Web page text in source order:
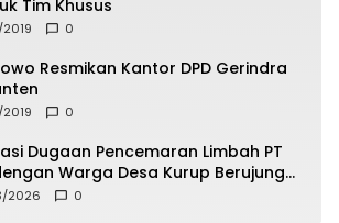
Tim Khusus
0
Resmikan Kantor DPD Gerindra
0
Dugaan Pencemaran Limbah PT
Warga Desa Kurup Berujung
2026 0